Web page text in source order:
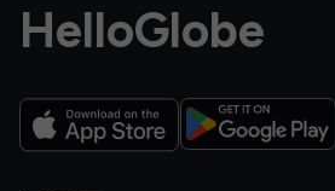
HelloGlobe